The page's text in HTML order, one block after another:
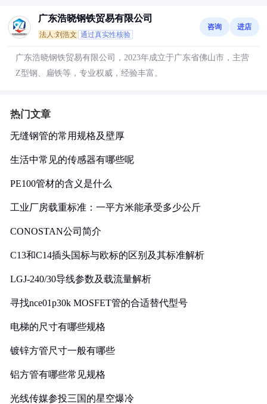
广东浩晓钢铁贸易有限公司
法人:刘浩文 通过真实性核验
咨询 进店
广东浩晓钢铁贸易有限公司，2023年成立于广东省佛山市，主营
Z型钢、扁铁等，专业权威，经验丰富。
热门文章
无缝钢管的常用规格及壁厚
生活中常见的传感器有哪些呢
PE100管材的含义是什么
工业厂房载重标准：一平方米能承受多少公斤
CONOSTAN公司简介
C13和C14插头国标与欧标的区别及其标准解析
LGJ-240/30导线参数及载流量解析
寻找nce01p30k MOSFET管的合适替代型号
电梯的尺寸有哪些规格
镀锌方管尺寸一般有哪些
铝方管有哪些常见规格
光线传媒参投三国的星空爆冷